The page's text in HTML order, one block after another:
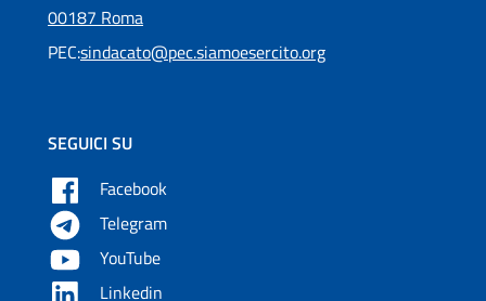
00187 Roma
PEC:sindacato@pec.siamoesercito.org
SEGUICI SU
Facebook
Telegram
YouTube
Linkedin